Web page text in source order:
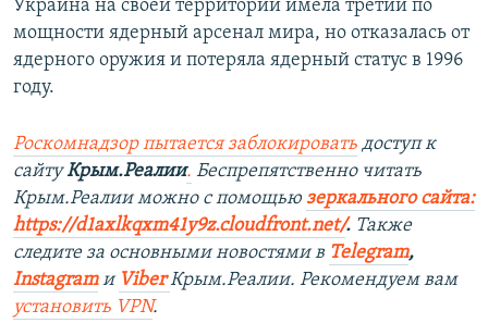
Украина на своей территории имела третий по
мощности ядерный арсенал мира, но отказалась от
ядерного оружия и потеряла ядерный статус в 1996
году.
Роскомнадзор пытается заблокировать доступ к
сайтуКрым.Реалии. Беспрепятственно читать
Крым.Реалии можно с помощью зеркального сайта:
https://d1axlkqxm41y9z.cloudfront.net/. ​ Также
следите за основными новостями в Telegram,
Instagram и ViberКрым.Реалии. Рекомендуем вам
установить VPN.